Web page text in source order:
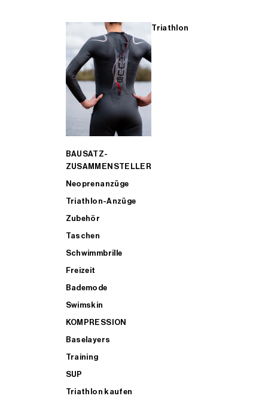
Triathlon
BAUSATZ-
ZUSAMMENSTELLER
Neoprenanzüge
Triathlon-Anzüge
Zubehör
Taschen
Schwimmbrille
Freizeit
Bademode
Swimskin
KOMPRESSION
Baselayers
Training
SUP
Triathlon kaufen